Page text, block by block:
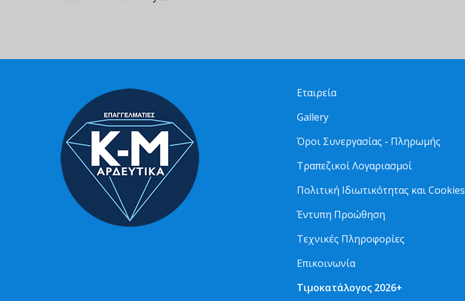
Εταιρεία
Gallery
Όροι Συνεργασίας - Πληρωμής
Τραπεζικοί Λογαριασμοί
Πολιτική Ιδιωτικότητας και Cookies
Έντυπη Προώθηση
Τεχνικές Πληροφορίες
Επικοινωνία
Τιμοκατάλογος 2026+